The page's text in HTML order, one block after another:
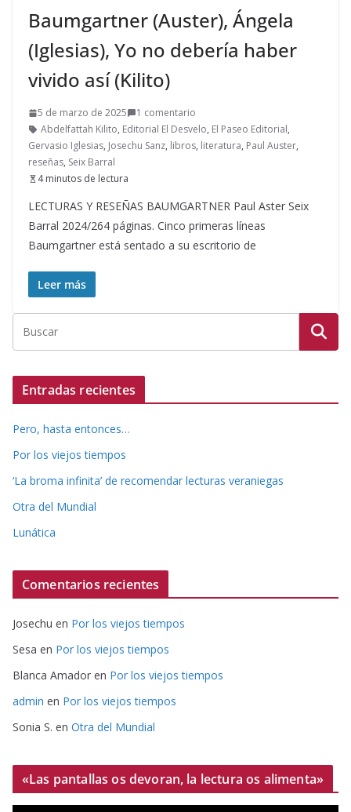
Baumgartner (Auster), Ángela
(Iglesias), Yo no debería haber
vivido así (Kilito)
5 de marzo de 2025
1 comentario
Abdelfattah Kilito, Editorial El Desvelo, El Paseo Editorial,
Gervasio Iglesias, Josechu Sanz, libros, literatura, Paul Auster,
reseñas, Seix Barral
4 minutos de lectura
LECTURAS Y RESEÑAS BAUMGARTNER Paul Aster Seix
Barral 2024/264 páginas. Cinco primeras líneas
Baumgartner está sentado a su escritorio de
Leer más
Entradas recientes
Pero, hasta entonces…
Por los viejos tiempos
‘La broma infinita’ de recomendar lecturas veraniegas
Otra del Mundial
Lunática
Comentarios recientes
Josechu en Por los viejos tiempos
Sesa en Por los viejos tiempos
Blanca Amador en Por los viejos tiempos
admin en Por los viejos tiempos
Sonia S. en Otra del Mundial
«Las pantallas os devoran, la lectura os alimenta»